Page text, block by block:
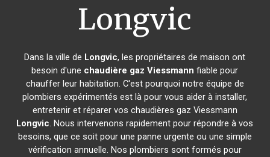
Longvic
Dans la ville de Longvic, les propriétaires de maison ont
besoin d'une chaudière gaz Viessmann fiable pour
chauffer leur habitation. C'est pourquoi notre équipe de
plombiers expérimentés est là pour vous aider à installer,
entretenir et réparer vos chaudières gaz Viessmann
Longvic. Nous intervenons rapidement pour répondre à vos
besoins, que ce soit pour une panne urgente ou une simple
vérification annuelle. Nos plombiers sont formés pour